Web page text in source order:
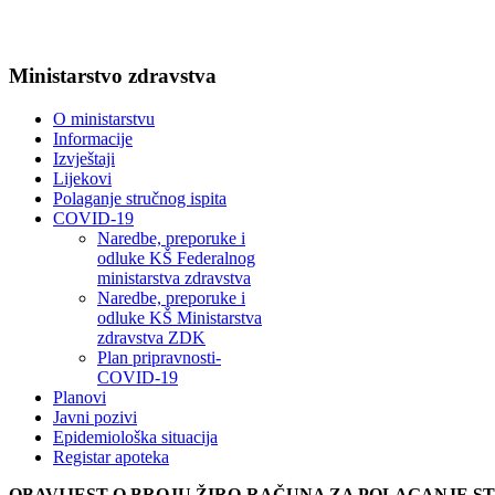
Ministarstvo zdravstva
O ministarstvu
Informacije
Izvještaji
Lijekovi
Polaganje stručnog ispita
COVID-19
Naredbe, preporuke i
odluke KŠ Federalnog
ministarstva zdravstva
Naredbe, preporuke i
odluke KŠ Ministarstva
zdravstva ZDK
Plan pripravnosti-
COVID-19
Planovi
Javni pozivi
Epidemiološka situacija
Registar apoteka